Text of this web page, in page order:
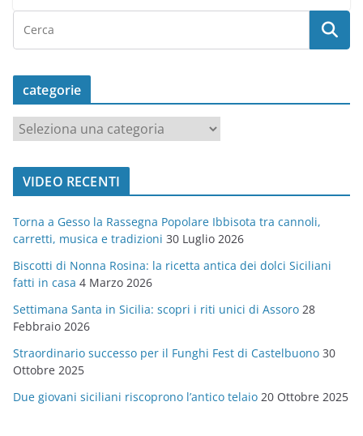
categorie
t
o
r
i
e
VIDEO RECENTI
Torna a Gesso la Rassegna Popolare Ibbisota tra cannoli,
carretti, musica e tradizioni 30 Luglio 2026
Biscotti di Nonna Rosina: la ricetta antica dei dolci Siciliani
fatti in casa 4 Marzo 2026
Settimana Santa in Sicilia: scopri i riti unici di Assoro 28
Febbraio 2026
Straordinario successo per il Funghi Fest di Castelbuono 30
Ottobre 2025
Due giovani siciliani riscoprono l’antico telaio 20 Ottobre 2025